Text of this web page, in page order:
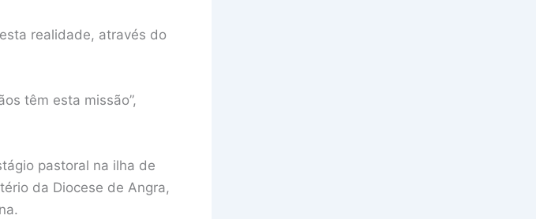
realidade, através do
têm esta missão”,
pastoral na ilha de
da Diocese de Angra,